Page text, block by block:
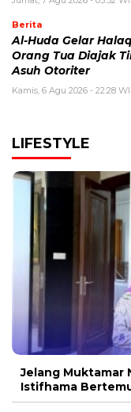
Berita
Al-Huda Gelar
Orang Tua Diajak
Asuh Otoriter
Kamis, 6 Agu 2026 - 22:28
LIFESTYLE
Jelang Muktamar
Istifhama